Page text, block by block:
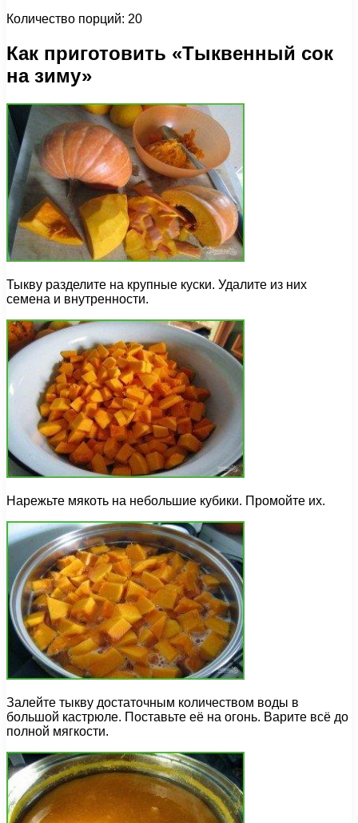
Количество порций: 20
Как приготовить «Тыквенный сок
на зиму»
Тыкву разделите на крупные куски. Удалите из них
семена и внутренности.
Нарежьте мякоть на небольшие кубики. Промойте их.
Залейте тыкву достаточным количеством воды в
большой кастрюле. Поставьте её на огонь. Варите всё до
полной мягкости.